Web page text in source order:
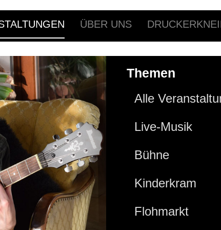
ÜBER UNS
Themen
Alle
Live-Musik
Bühne
Kinderkram
Flohmarkt